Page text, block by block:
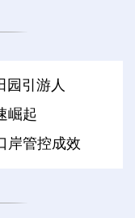
园引游人
崛起
岸管控成效